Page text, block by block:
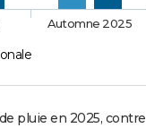
Automne 2025
pluie en 2025, contre